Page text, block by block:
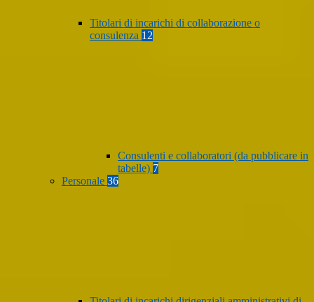
Titolari di incarichi di collaborazione o
consulenza 12
Consulenti e collaboratori (da pubblicare in
tabelle) 7
Personale 36